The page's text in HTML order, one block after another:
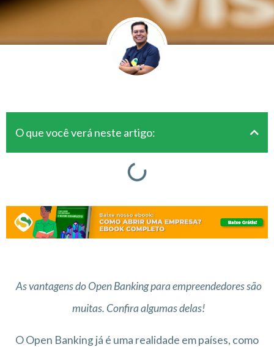
O que você verá neste artigo:
As vantagens do Open Banking para empreendedores são
muitas. Confira algumas delas!
O Open Banking já é uma realidade em países, como